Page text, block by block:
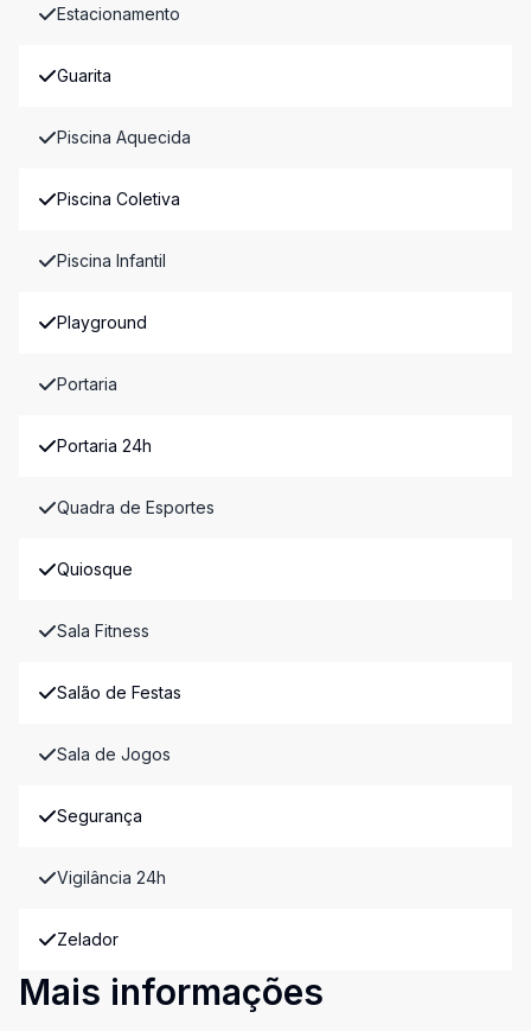
Estacionamento
Guarita
Piscina Aquecida
Piscina Coletiva
Piscina Infantil
Playground
Portaria
Portaria 24h
Quadra de Esportes
Quiosque
Sala Fitness
Salão de Festas
Sala de Jogos
Segurança
Vigilância 24h
Zelador
Mais informações